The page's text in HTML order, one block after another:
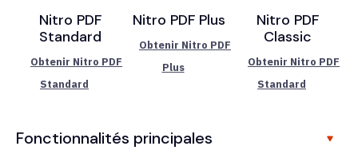
Nitro PDF
Standard
Obtenir Nitro PDF
Standard
Nitro PDF Plus
Obtenir Nitro PDF
Plus
Nitro PDF
Classic
Obtenir Nitro PDF
Standard
Fonctionnalités principales